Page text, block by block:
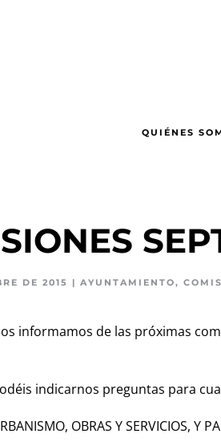
QUIÉNES
DE 2015 | AYUNTAMIENTO,
informamos de las próximas
indicarnos preguntas para
OBRAS Y SERVICIOS, Y